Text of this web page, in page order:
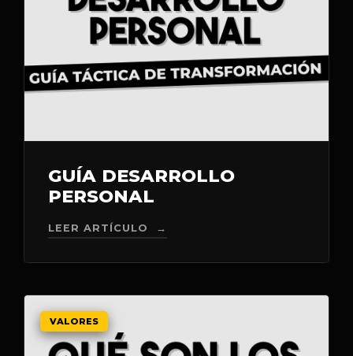
GUÍA DESARROLLO
PERSONAL
LEER ARTÍCULO →
VALORES